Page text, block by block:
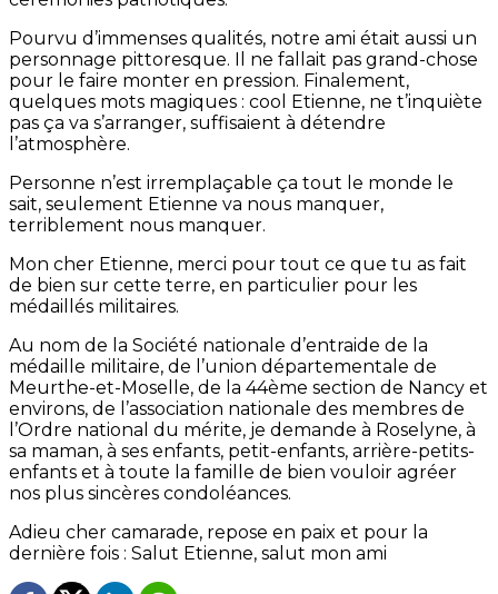
Pourvu d’immenses qualités, notre ami était aussi un
personnage pittoresque. Il ne fallait pas grand-chose
pour le faire monter en pression. Finalement,
quelques mots magiques : cool Etienne, ne t’inquiète
pas ça va s’arranger, suffisaient à détendre
l’atmosphère.
Personne n’est irremplaçable ça tout le monde le
sait, seulement Etienne va nous manquer,
terriblement nous manquer.
Mon cher Etienne, merci pour tout ce que tu as fait
de bien sur cette terre, en particulier pour les
médaillés militaires.
Au nom de la Société nationale d’entraide de la
médaille militaire, de l’union départementale de
Meurthe-et-Moselle, de la 44ème section de Nancy et
environs, de l’association nationale des membres de
l’Ordre national du mérite, je demande à Roselyne, à
sa maman, à ses enfants, petit-enfants, arrière-petits-
enfants et à toute la famille de bien vouloir agréer
nos plus sincères condoléances.
Adieu cher camarade, repose en paix et pour la
dernière fois : Salut Etienne, salut mon ami